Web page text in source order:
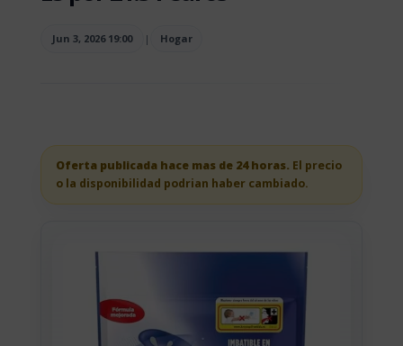
Jun 3, 2026 19:00 | Hogar
Oferta publicada hace mas de 24 horas. El precio
o la disponibilidad podrian haber cambiado.